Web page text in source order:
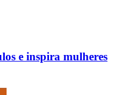
e inspira mulheres